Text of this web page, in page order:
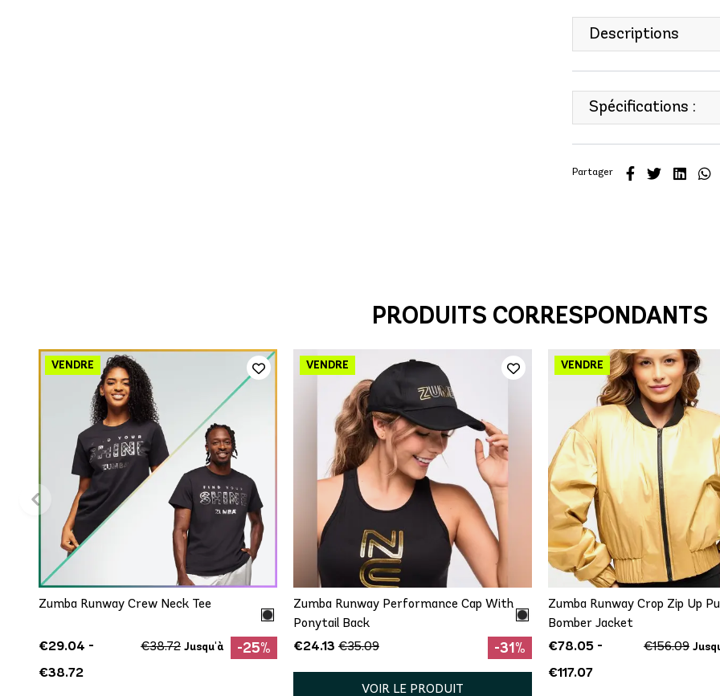
Descriptions
Spécifications :
Partager
PRODUITS CORRESPONDANTS
AJOUT RAPIDE
Zumba Runway Crew Neck Tee
€29.04 -
€38.72
€38.72 Jusqu'à -25%
AJOUT RAPIDE
One Size
Zumba Runway Performance Cap With
Ponytail Back
€24.13 €35.09 -31%
VOIR LE PRODUIT
AJOUT RAPIDE
XS M L
Zumba Runway Crop Zip Up
Bomber Jacket
€78.05 -
€117.07
€156.09